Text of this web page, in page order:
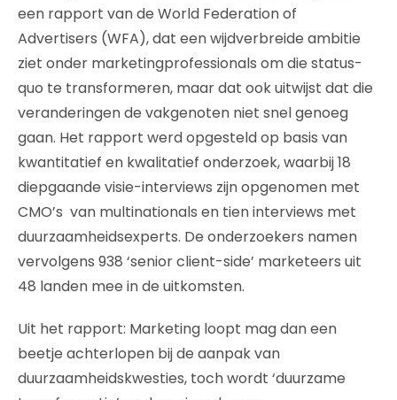
een rapport van de World Federation of
Advertisers (WFA), dat een wijdverbreide ambitie
ziet onder marketingprofessionals om die status-
quo te transformeren, maar dat ook uitwijst dat die
veranderingen de vakgenoten niet snel genoeg
gaan. Het rapport werd opgesteld op basis van
kwantitatief en kwalitatief onderzoek, waarbij 18
diepgaande visie-interviews zijn opgenomen met
CMO’s van multinationals en tien interviews met
duurzaamheidsexperts. De onderzoekers namen
vervolgens 938 ‘senior client-side’ marketeers uit
48 landen mee in de uitkomsten.
Uit het rapport: Marketing loopt mag dan een
beetje achterlopen bij de aanpak van
duurzaamheidskwesties, toch wordt ‘duurzame